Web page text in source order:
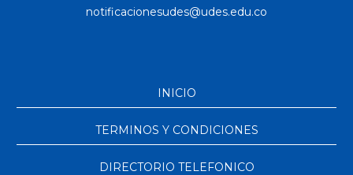
INICIO
TERMINOS Y CONDICIONES
DIRECTORIO TELEFONICO